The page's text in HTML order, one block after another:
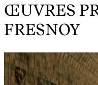
ŒUVRES
FRESNOY